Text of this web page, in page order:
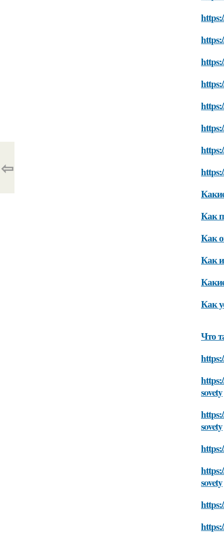
Как
Как
Как
Как
Что
sovety
sovety
sovety
⇦